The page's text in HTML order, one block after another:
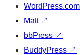
WordPress.com
Matt ↗
bbPress ↗
BuddyPress ↗